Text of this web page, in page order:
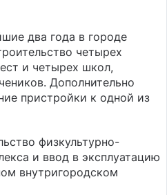
два года в городе
четырех
и четырех школ,
Дополнительно
пристройки к одной из
физкультурно-
и ввод в эксплуатацию
внутригородском